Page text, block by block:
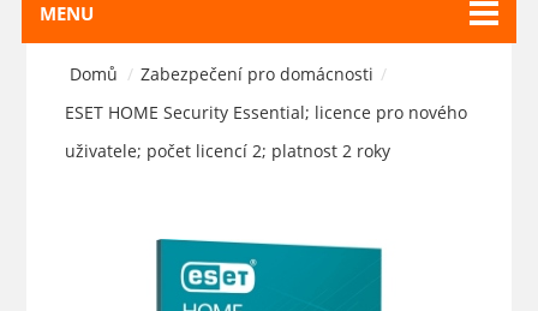
MENU
Domů / Zabezpečení pro domácnosti /
ESET HOME Security Essential; licence pro nového
uživatele; počet licencí 2; platnost 2 roky